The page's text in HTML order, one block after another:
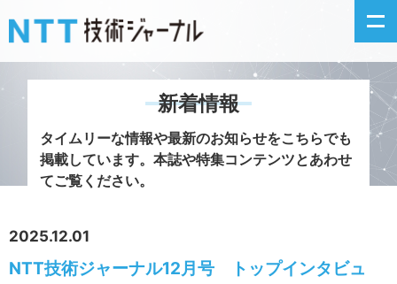
新着情報
掲載月毎記事
新着情報
タイムリーな情報や最新のお知らせをこちらでも
掲載しています。 本誌や特集コンテンツとあわせ
てご覧ください。
2025.12.01
NTT技術ジャーナル12月号 トップインタビュ